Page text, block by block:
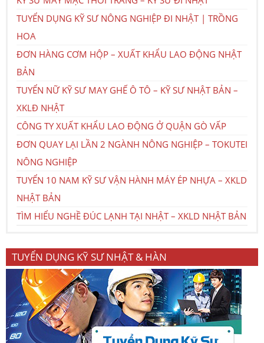
TUYỂN DỤNG KỸ SƯ NÔNG NGHIỆP ĐI NHẬT | TRỒNG
HOA
ĐƠN HÀNG CƠM HỘP – XUẤT KHẨU LAO ĐỘNG NHẬT
BẢN
TUYỂN NỮ KỸ SƯ MAY GHẾ Ô TÔ – KỸ SƯ NHẬT BẢN –
XKLĐ NHẬT
CÔNG TY XUẤT KHẨU LAO ĐỘNG Ở QUẬN GÒ VẤP
ĐƠN QUAY LẠI LẦN 2 NGÀNH NÔNG NGHIỆP – TOKUTEI
NÔNG NGHIỆP
TUYỂN 10 NAM KỸ SƯ VẬN HÀNH MÁY ÉP NHỰA – XKLD
NHẬT BẢN
TÌM HIỂU NGHỀ ĐÚC LẠNH TẠI NHẬT – XKLD NHẬT BẢN
TUYỂN DỤNG KỸ SƯ NHẬT & HÀN